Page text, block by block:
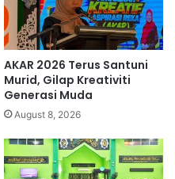
AKAR 2026 Terus Santuni
Murid, Gilap Kreativiti
Generasi Muda
August 8, 2026